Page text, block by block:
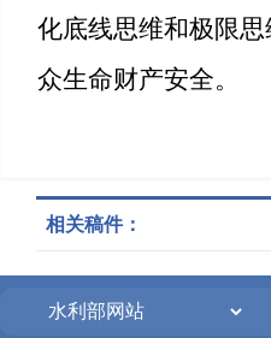
化底线思维和极限思
众生命财产安全。
相关稿件：